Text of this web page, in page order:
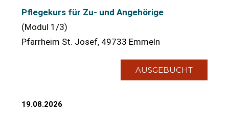
Pflegekurs für Zu- und Angehörige
(Modul 1/3)
Pfarrheim St. Josef, 49733 Emmeln
AUSGEBUCHT
19.08.2026